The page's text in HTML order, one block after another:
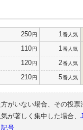
250円 1 番人気
110円 1 番人気
120円 2番人気
210円 5番人気
がいない場合、その投
が著しく集中した場合、
号